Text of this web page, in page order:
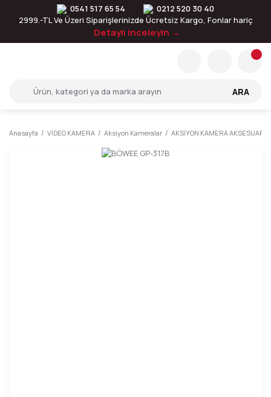
0541 517 65 54
0212 520 30 40
2999.-TL Ve Üzeri Siparişlerinizde Ücretsiz Kargo, Fonlar hariç
Detaylı inceleyin →
ARA
Anasayfa VİDEO KAMERA Aksiyon Kameralar AKSİYON KAMERA